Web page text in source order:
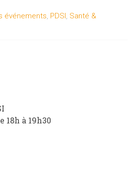
événements, PDSI , Santé &
18h à 19h30